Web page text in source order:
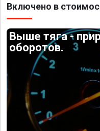
Включено в
Выше тяга -
оборотов.